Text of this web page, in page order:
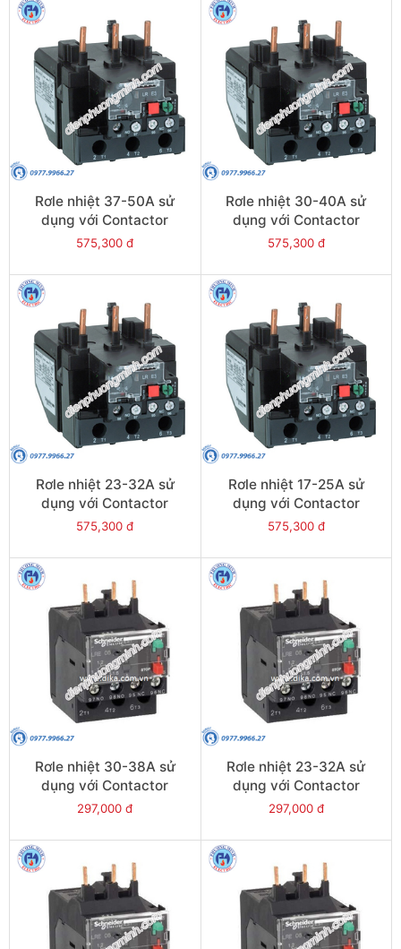
Rơle nhiệt 37-50A sử
dụng với Contactor
LC1E50-E95 - Model
575,300 đ
Rơle nhiệt 30-40A sử
dụng với Contactor
LC1E40-E95 - Model
575,300 đ
Rơle nhiệt 23-32A sử
dụng với Contactor
LC1E40-E95 - Model
575,300 đ
Rơle nhiệt 17-25A sử
dụng với Contactor
LC1E40-E95 - Model
575,300 đ
Rơle nhiệt 30-38A sử
dụng với Contactor
LC1E38 - Model LRE35
297,000 đ
Rơle nhiệt 23-32A sử
dụng với Contactor
LC1E25-E38 - Model
297,000 đ